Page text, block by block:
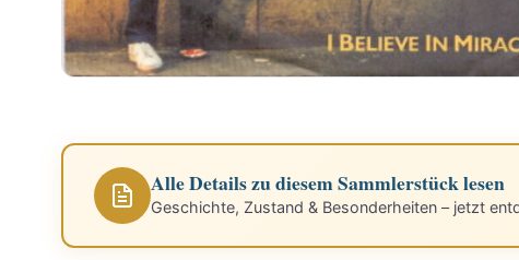
Alle Details zu diesem Sammlerstück lesen
Geschichte, Zustand & Besonderheiten – jetzt